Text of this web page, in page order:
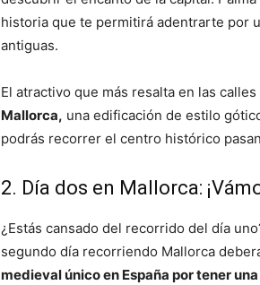
historia que te permitirá adentrarte por
antiguas.
El atractivo que más resalta en las
Mallorca, una edificación de estilo
podrás recorrer el centro histórico
2. Día dos en Mallorca:
¿Estás cansado del recorrido del día
segundo día recorriendo Mallorca
medieval único en España por tener